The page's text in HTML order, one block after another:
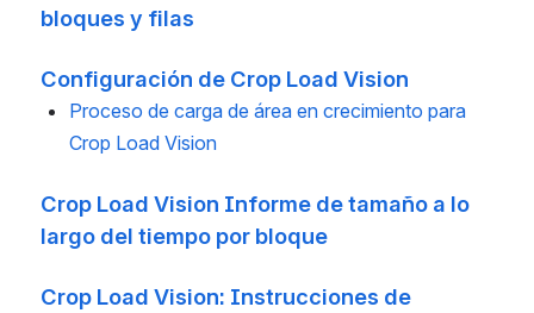
bloques y filas
Configuración de Crop Load Vision
Proceso de carga de área en crecimiento para
Crop Load Vision
Crop Load Vision Informe de tamaño a lo
largo del tiempo por bloque
Crop Load Vision: Instrucciones de